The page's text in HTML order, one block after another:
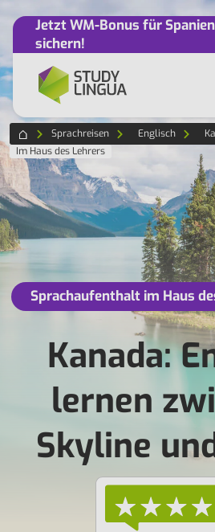
Jetzt WM-Bonus für
sichern!
Sprachreisen Englisch
Im Haus des Lehrers
Sprachaufenthalt im Haus
Kanada:
lernen
Skyline